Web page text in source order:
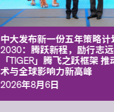
中大发布新一份五年策略计
2030：腾跃新程，励行志
「TIGER」腾飞之跃框架
术与全球影响力新高峰
2026年8月6日